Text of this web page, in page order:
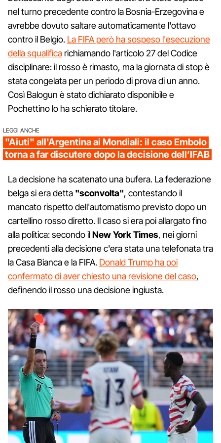
nel turno precedente contro la Bosnia-Erzegovina e
avrebbe dovuto saltare automaticamente l'ottavo
contro il Belgio. La FIFA però ha sospeso l'esecuzione
della squalifica richiamando l'articolo 27 del Codice
disciplinare: il rosso è rimasto, ma la giornata di stop è
stata congelata per un periodo di prova di un anno.
Così Balogun è stato dichiarato disponibile e
Pochettino lo ha schierato titolare.
LEGGI ANCHE
"Aiuti" all'Argentina ai Mondiali: il caso Embolo
torna a far discutere dopo la decisione dell’IFAB
La decisione ha scatenato una bufera. La federazione
belga si era detta "sconvolta", contestando il
mancato rispetto dell'automatismo previsto dopo un
cartellino rosso diretto. Il caso si era poi allargato fino
alla politica: secondo ilNew York Times, nei giorni
precedenti alla decisione c'era stata una telefonata tra
la Casa Bianca e la FIFA. Donald Trump ha poi
confermato di aver chiesto una revisione del caso,
definendo il rosso una decisione ingiusta.